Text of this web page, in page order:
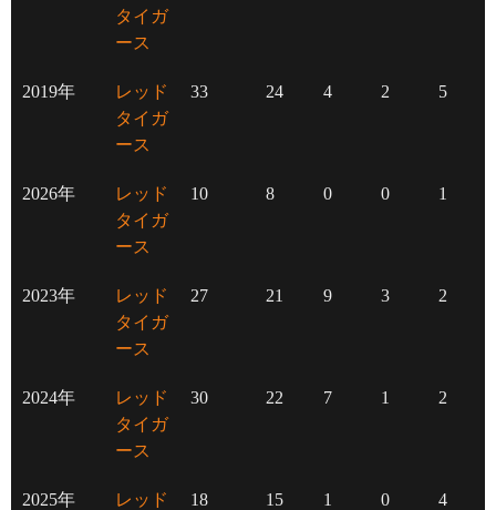
タイガ
ース
2019年
レッド
タイガ
ース
33 24 4 2 5
2026年
レッド
タイガ
ース
10 8 0 0 1
2023年
レッド
タイガ
ース
27 21 9 3 2
2024年
レッド
タイガ
ース
30 22 7 1 2
2025年
レッド
18 15 1 0 4